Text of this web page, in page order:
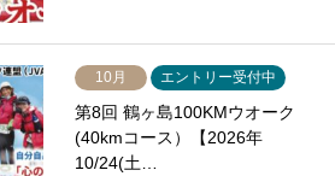
10月 エントリー受付中
第8回 鶴ヶ島100KMウオーク
(40kmコース）【2026年
10/24(土…